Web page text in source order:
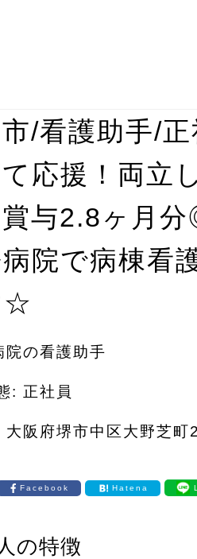
/看護助手/
応援！両立
与2.8ヶ月分
院で病棟看
☆
院の看護助手
: 正社員
大阪府堺市中区大野芝町
Facebook Hatena
の特徴